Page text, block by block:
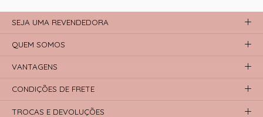
SEJA UMA REVENDEDORA
QUEM SOMOS
VANTAGENS
CONDIÇÕES DE FRETE
TROCAS E DEVOLUÇÕES